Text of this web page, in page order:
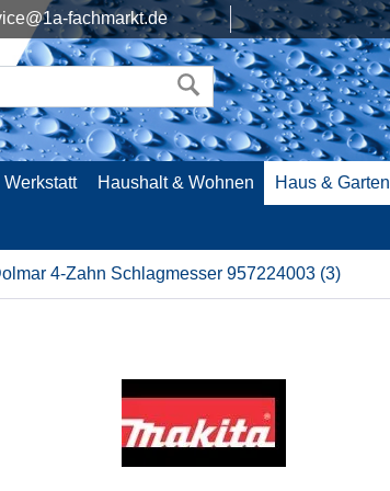
fachmarkt.de
Werkstatt Haushalt & Wohnen Haus & Garten
4-Zahn Schlagmesser 957224003 (3)